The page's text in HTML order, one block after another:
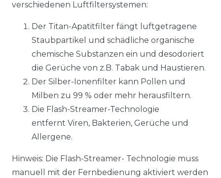
verschiedenen Luftfiltersystemen:
Der Titan-Apatitfilter fängt luftgetragene
Staubpartikel und schädliche organische
chemische Substanzen ein und desodoriert
die Gerüche von z.B. Tabak und Haustieren.
Der Silber-Ionenfilter kann Pollen und
Milben zu 99 % oder mehr herausfiltern.
Die Flash-Streamer-Technologie
entfernt Viren, Bakterien, Gerüche und
Allergene.
Hinweis: Die Flash-Streamer- Technologie muss
manuell mit der Fernbedienung aktiviert werden